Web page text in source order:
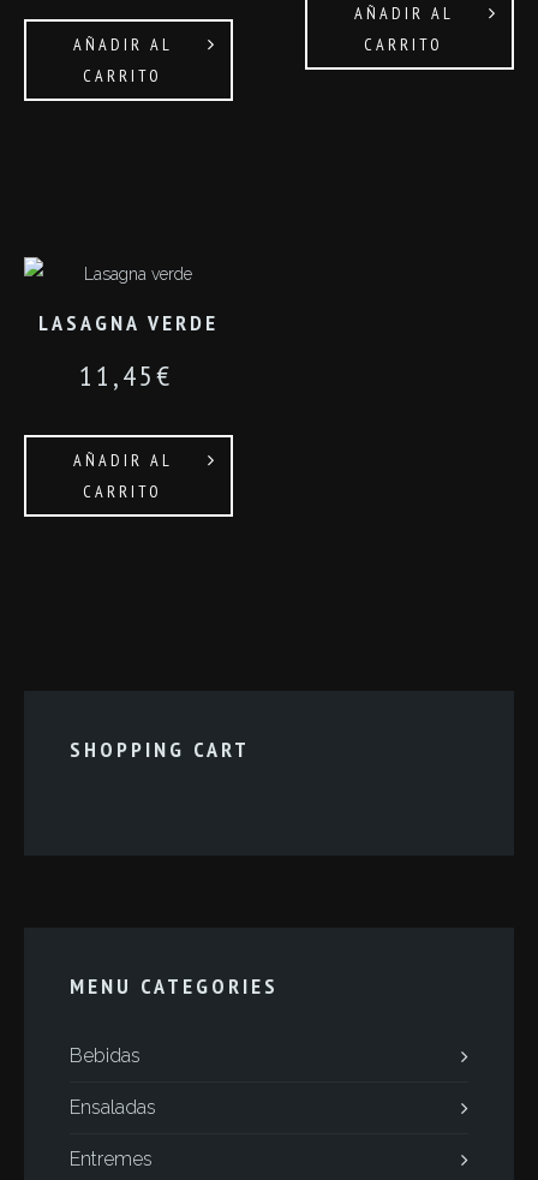
AÑADIR AL
CARRITO
AÑADIR AL
CARRITO
LASAGNA VERDE
11,45€
AÑADIR AL
CARRITO
SHOPPING CART
MENU CATEGORIES
Bebidas
Ensaladas
Entremes